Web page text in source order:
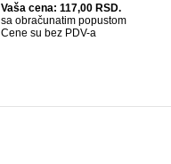
Vaša cena: 117,00 RSD.
sa obračunatim popustom
Cene su bez PDV-a